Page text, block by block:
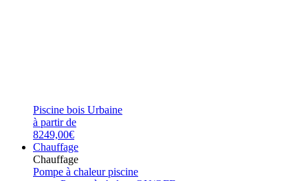
Piscine bois Urbaine
à partir de
8249,00€
Chauffage
Chauffage
Pompe à chaleur piscine